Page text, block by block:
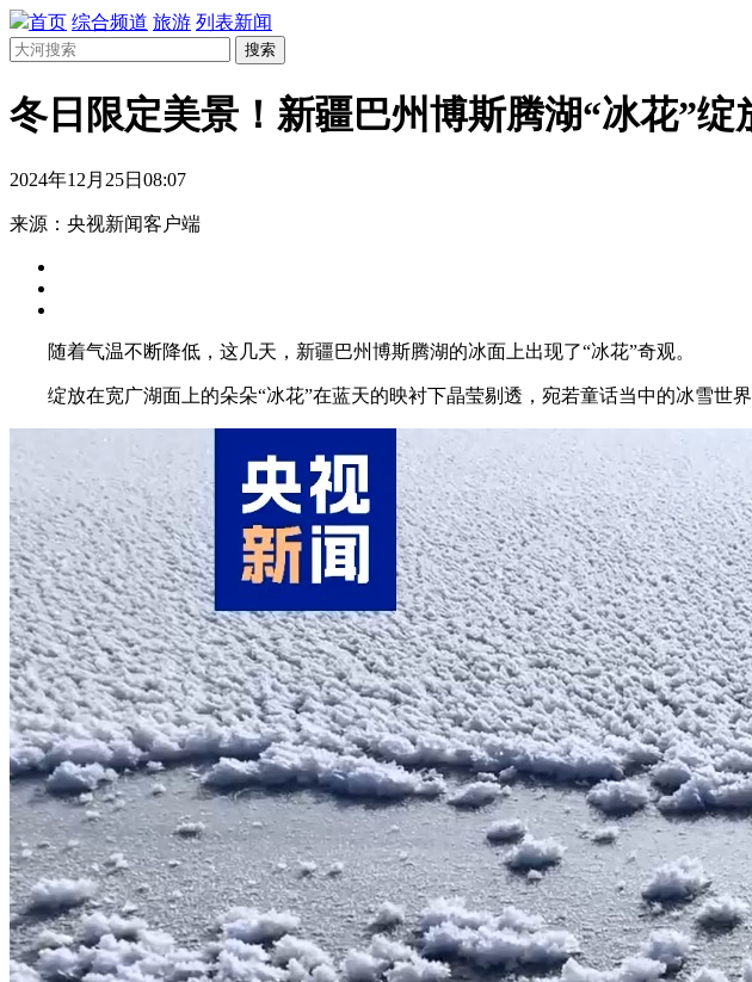
首页 综合频道 旅游 列表新闻
搜索
冬日限定美景！新疆巴州博斯腾湖“冰花”绽
2024年12月25日08:07
来源：央视新闻客户端
随着气温不断降低，这几天，新疆巴州博斯腾湖的冰面上出现了“冰花”奇观。
绽放在宽广湖面上的朵朵“冰花”在蓝天的映衬下晶莹剔透，宛若童话当中的冰雪世